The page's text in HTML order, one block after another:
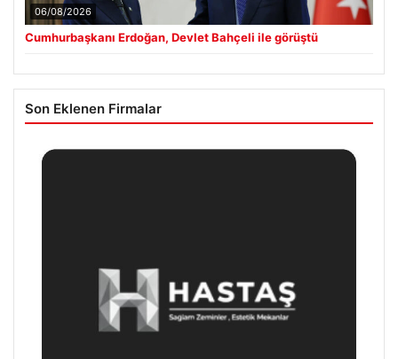
06/08/2026
Cumhurbaşkanı Erdoğan, Devlet Bahçeli ile görüştü
Son Eklenen Firmalar